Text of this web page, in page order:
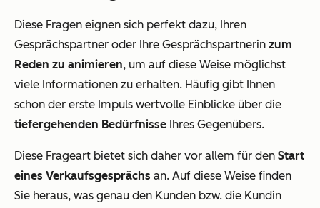
Diese Fragen eignen sich perfekt dazu, Ihren
Gesprächspartner oder Ihre Gesprächspartnerin zum
Reden zu animieren, um auf diese Weise möglichst
viele Informationen zu erhalten. Häufig gibt Ihnen
schon der erste Impuls wertvolle Einblicke über die
tiefergehenden Bedürfnisse Ihres Gegenübers.
Diese Frageart bietet sich daher vor allem für den Start
eines Verkaufsgesprächs an. Auf diese Weise finden
Sie heraus, was genau den Kunden bzw. die Kundin